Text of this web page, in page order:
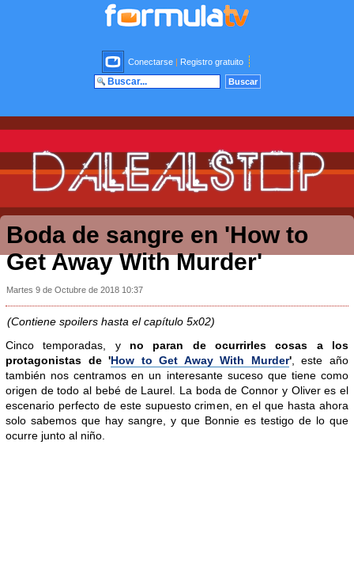
Conectarse | Registro gratuito
Boda de sangre en 'How to
Get Away With Murder'
Martes 9 de Octubre de 2018 10:37
(Contiene spoilers hasta el capítulo 5x02)
Cinco temporadas, y no paran de ocurrirles cosas a los
protagonistas de 'How to Get Away With Murder', este año
también nos centramos en un interesante suceso que tiene como
origen de todo al bebé de Laurel. La boda de Connor y Oliver es el
escenario perfecto de este supuesto crimen, en el que hasta ahora
solo sabemos que hay sangre, y que Bonnie es testigo de lo que
ocurre junto al niño.